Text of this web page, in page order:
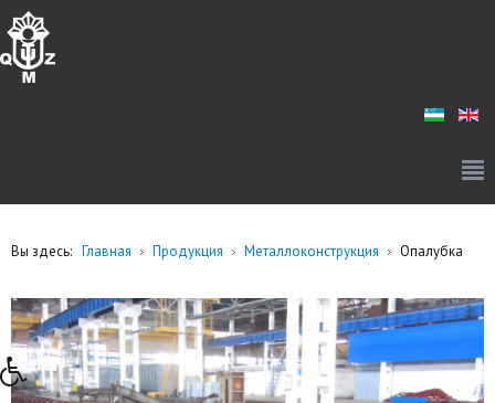
Вы здесь: Главная Продукция Металлоконструкция Опалубка